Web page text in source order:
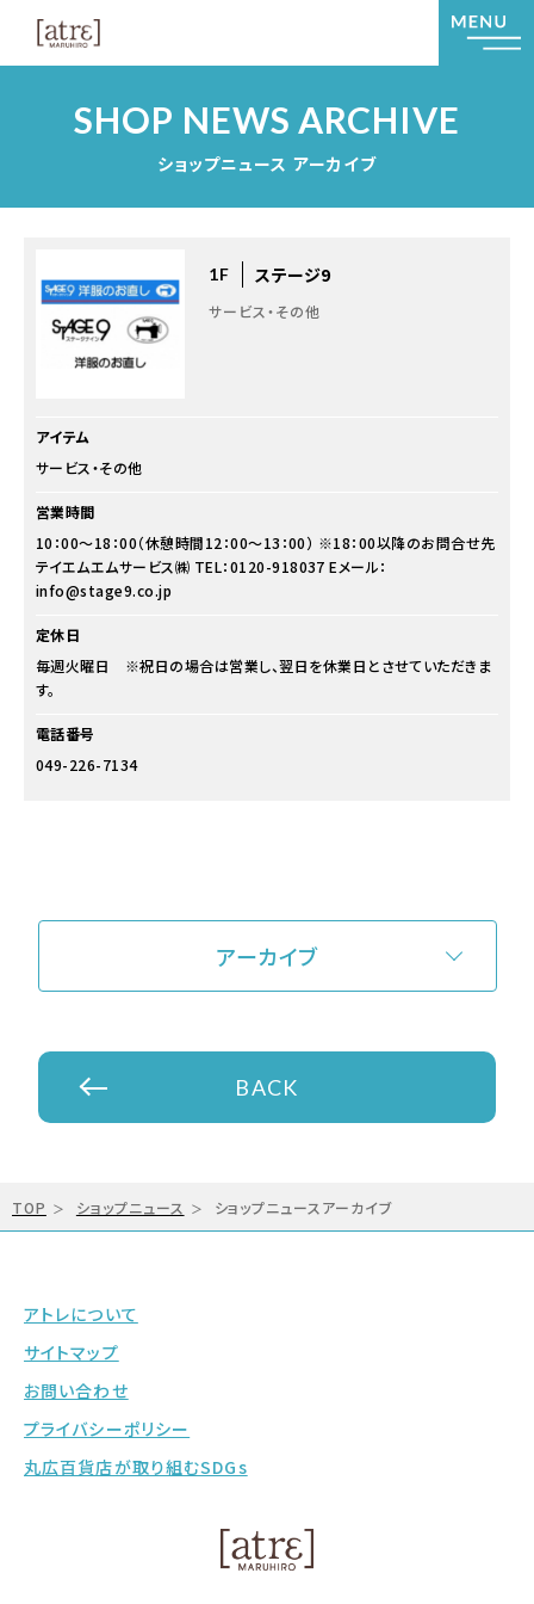
SHOP NEWS ARCHIVE
ショップニュース アーカイブ
1F ステージ9
サービス・その他
アイテム
サービス・その他
営業時間
10：00～18：00（休憩時間12：00～13：00） ※18：00以降のお問合せ先
テイエムエムサービス㈱ TEL：0120-918037 Eメール：
info@stage9.co.jp
定休日
毎週火曜日 ※祝日の場合は営業し、翌日を休業日とさせていただきま
す。
電話番号
049-226-7134
アーカイブ
BACK
TOP ショップニュース ショップニュースアーカイブ
アトレについて
サイトマップ
お問い合わせ
プライバシーポリシー
丸広百貨店が取り組むSDGs